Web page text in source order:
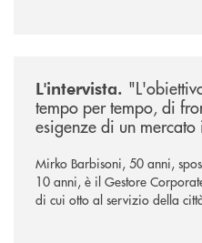
L'intervista.
tempo per tempo, di
esigenze di un
Mirko Barbisoni, 50 anni,
10 anni, è il Gestore
di cui otto al servizio della